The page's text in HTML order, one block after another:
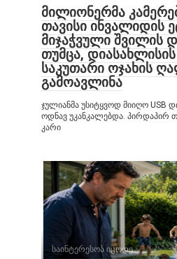
მილიონერმა
თავისი ინვალიდის
მიჯაჭვული შვილის
თუმცა, დიასახლისის
საკუთარი ოჯახის
გამოავლინა
ჯულიანმა უსიტყვოდ მიიღო USB
ოდნავ უკანკალებდა. პირდაპირ
კარი
საინტერესოა იცოდე